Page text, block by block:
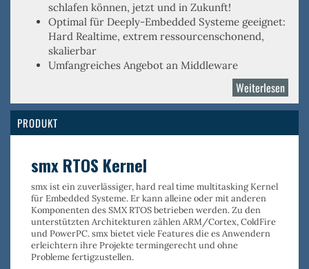
schlafen können, jetzt und in Zukunft!
Optimal für Deeply-Embedded Systeme geeignet:
Hard Realtime, extrem ressourcenschonend,
skalierbar
Umfangreiches Angebot an Middleware
Weiterlesen
Micro
PRODUKT
smx RTOS Kernel
smx ist ein zuverlässiger, hard real time multitasking Kernel
für Embedded Systeme. Er kann alleine oder mit anderen
Komponenten des SMX RTOS betrieben werden. Zu den
unterstützten Architekturen zählen ARM/Cortex, ColdFire
und PowerPC. smx bietet viele Features die es Anwendern
erleichtern ihre Projekte termingerecht und ohne
Probleme fertigzustellen.